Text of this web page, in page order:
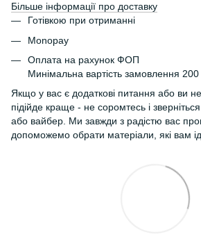
Більше інформації про доставку
Готівкою при отриманні
Monopay
Оплата на рахунок ФОП
Минімальна вартість замовлення 200
Якщо у вас є додаткові питання або ви
підійде краще - не соромтесь і
або вайбер. Ми завжди з радістю вас
допоможемо обрати матеріали, які вам